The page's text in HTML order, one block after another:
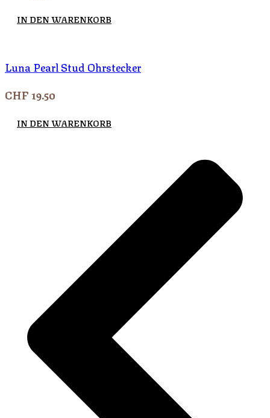
IN DEN WARENKORB
Luna Pearl Stud Ohrstecker
CHF19.50
IN DEN WARENKORB